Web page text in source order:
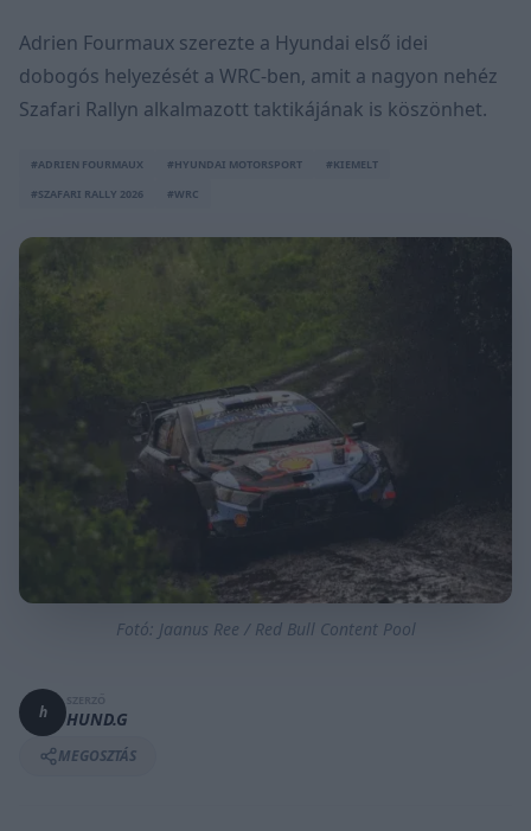
Adrien Fourmaux szerezte a Hyundai első idei
dobogós helyezését a WRC-ben, amit a nagyon nehéz
Szafari Rallyn alkalmazott taktikájának is köszönhet.
#ADRIEN FOURMAUX #HYUNDAI MOTORSPORT
#KIEMELT
#SZAFARI RALLY 2026
#WRC
Fotó: Jaanus Ree / Red Bull Content Pool
h HUND.G
MEGOSZTÁS